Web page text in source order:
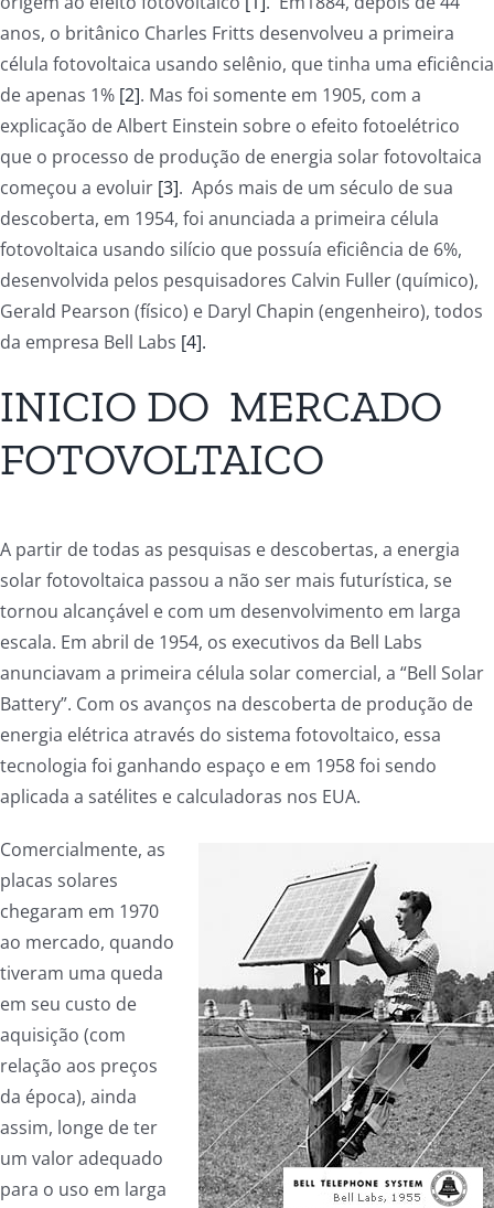
anos, o britânico Charles Fritts desenvolveu a primeira
célula fotovoltaica usando selênio, que tinha uma eficiência
de apenas 1% [2]. Mas foi somente em 1905, com a
explicação de Albert Einstein sobre o efeito fotoelétrico
que o processo de produção de energia solar fotovoltaica
começou a evoluir [3]. Após mais de um século de sua
descoberta, em 1954, foi anunciada a primeira célula
fotovoltaica usando silício que possuía eficiência de 6%,
desenvolvida pelos pesquisadores Calvin Fuller (químico),
Gerald Pearson (físico) e Daryl Chapin (engenheiro), todos
da empresa Bell Labs [4].
INICIO DO MERCADO
FOTOVOLTAICO
A partir de todas as pesquisas e descobertas, a energia
solar fotovoltaica passou a não ser mais futurística, se
tornou alcançável e com um desenvolvimento em larga
escala. Em abril de 1954, os executivos da Bell Labs
anunciavam a primeira célula solar comercial, a “Bell Solar
Battery”. Com os avanços na descoberta de produção de
energia elétrica através do sistema fotovoltaico, essa
tecnologia foi ganhando espaço e em 1958 foi sendo
aplicada a satélites e calculadoras nos EUA.
Comercialmente, as
placas solares
chegaram em 1970
ao mercado, quando
tiveram uma queda
em seu custo de
aquisição (com
relação aos preços
da época), ainda
assim, longe de ter
um valor adequado
para o uso em larga